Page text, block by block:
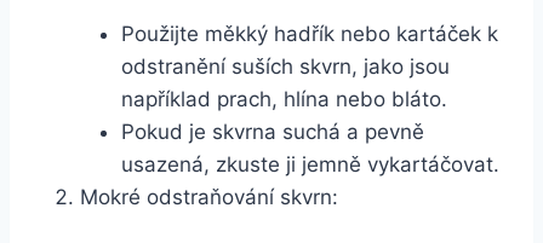
Použijte měkký ‌hadřík nebo kartáček k
odstranění⁢ suších ⁢skvrn, jako jsou​
například prach, hlína ‌nebo bláto.
Pokud‌ je skvrna suchá a pevně ​
usazená, zkuste ji jemně vykartáčovat.
Mokré odstraňování skvrn: